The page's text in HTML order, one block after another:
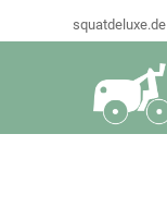
squatdeluxe.de